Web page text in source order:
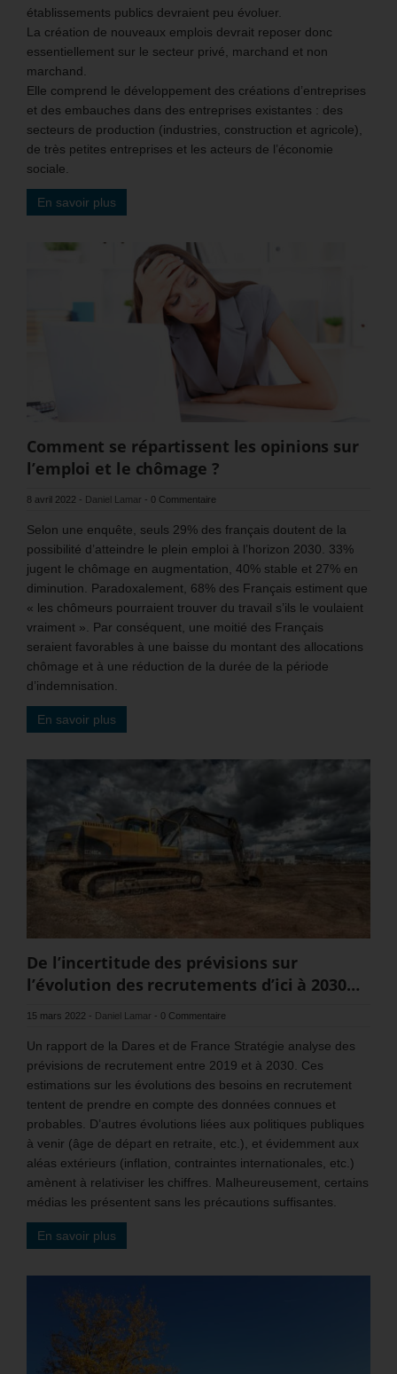
établissements publics devraient peu évoluer.
La création de nouveaux emplois devrait reposer donc
essentiellement sur le secteur privé, marchand et non
marchand.
Elle comprend le développement des créations d’entreprises
et des embauches dans des entreprises existantes : des
secteurs de production (industries, construction et agricole),
de très petites entreprises et les acteurs de l’économie
sociale.
En savoir plus
Comment se répartissent les opinions sur
l’emploi et le chômage ?
8 avril 2022 - Daniel Lamar - 0 Commentaire
Selon une enquête, seuls 29% des français doutent de la
possibilité d’atteindre le plein emploi à l’horizon 2030. 33%
jugent le chômage en augmentation, 40% stable et 27% en
diminution. Paradoxalement, 68% des Français estiment que
« les chômeurs pourraient trouver du travail s’ils le voulaient
vraiment ». Par conséquent, une moitié des Français
seraient favorables à une baisse du montant des allocations
chômage et à une réduction de la durée de la période
d’indemnisation.
En savoir plus
De l’incertitude des prévisions sur
l’évolution des recrutements d’ici à 2030…
15 mars 2022 - Daniel Lamar - 0 Commentaire
Un rapport de la Dares et de France Stratégie analyse des
prévisions de recrutement entre 2019 et à 2030. Ces
estimations sur les évolutions des besoins en recrutement
tentent de prendre en compte des données connues et
probables. D’autres évolutions liées aux politiques publiques
à venir (âge de départ en retraite, etc.), et évidemment aux
aléas extérieurs (inflation, contraintes internationales, etc.)
amènent à relativiser les chiffres. Malheureusement, certains
médias les présentent sans les précautions suffisantes.
En savoir plus